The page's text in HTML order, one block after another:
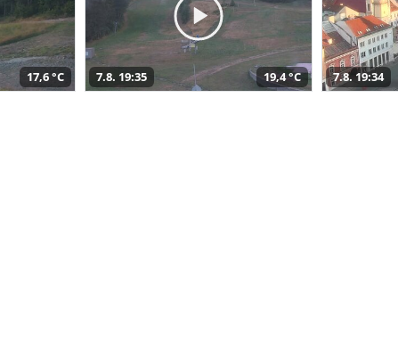
17,6 °C 7.8. 19:35 19,4 °C 7.8. 19:34